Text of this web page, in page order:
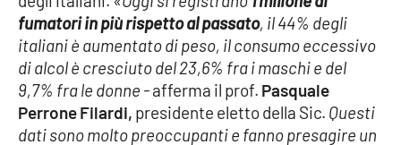
fumatori in più rispetto al passato, il 44% degli
italiani è aumentato di peso, il consumo eccessivo
di alcol è cresciuto del 23,6% fra i maschi e del
9,7% fra le donne -afferma il prof. Pasquale
Perrone Filardi, presidente eletto della Sic. Questi
dati sono molto preoccupanti e fanno presagire un